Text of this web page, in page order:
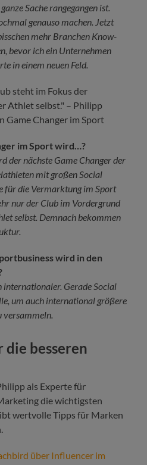
Sache rangegangen ist.
genauso machen. Jetzt
mehr Branchen Know-
bevor ich ein Unternehmen
in einem neuen Feld.
im Sport wird…?
der nächste Game Changer der
mit großen Social
für die Vermarktung im Sport
nur der Club im Vordergrund
selbst. Demnach bekommen
wird in den
Gerade Social
um auch international größere
versammeln.
besseren
als Experte für
die wichtigsten
wertvolle Tipps für Marken